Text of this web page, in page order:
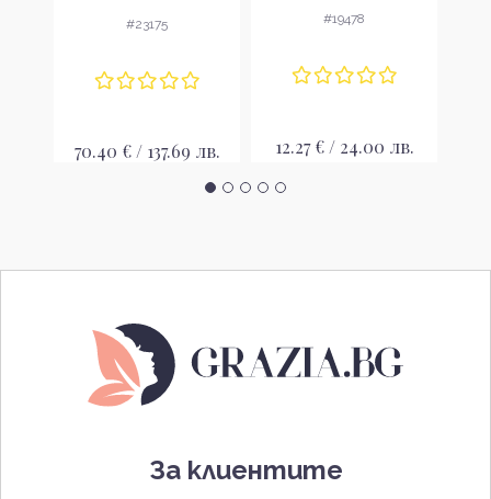
Дневна емулсия за
#23175
70.40 € / 137.69 лв.
слънце с матиращо
опаковка
#19478
12.27 € / 24.00 лв.
За клиентите